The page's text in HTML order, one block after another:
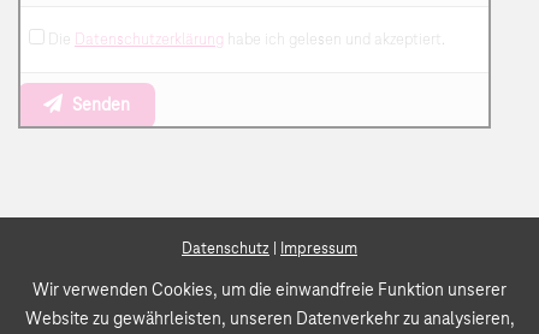
Die Datenschutzerklärung habe ich gelesen und akzeptiert.
Senden
LV GmbH — Ihr Telekom Partner Bad Urach
Datenschutz Impressum
Wir verwenden Cookies, um die einwandfreie Funktion unserer
Website zu gewährleisten, unseren Datenverkehr zu analysieren,